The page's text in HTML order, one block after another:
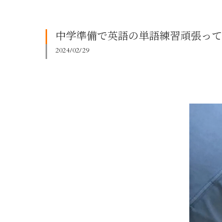
中学準備で英語の単語練習頑張っ
2024/02/29